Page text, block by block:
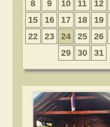
8
9 10 11 12
15
16 17 18 19
22
23 24 25 26
29
30 31